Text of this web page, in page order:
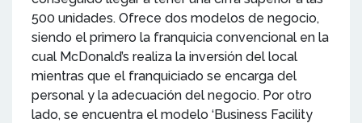
500 unidades. Ofrece dos modelos de negocio,
siendo el primero la franquicia convencional en la
cual McDonald’s realiza la inversión del local
mientras que el franquiciado se encarga del
personal y la adecuación del negocio. Por otro
lado, se encuentra el modelo ‘Business Facility